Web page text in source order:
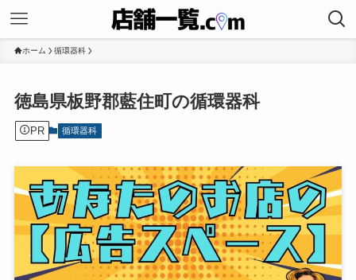
ホーム 循環器科
徳島県板野郡藍住町の循環器科
PR 循環器科